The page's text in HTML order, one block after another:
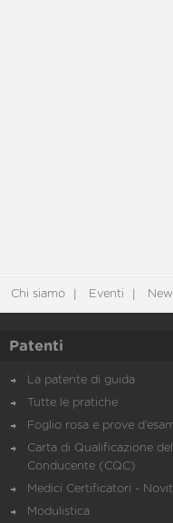
Chi siamo Eventi
Patenti
La patente di guida
Tutte le pratiche
Foglio rosa e prove
Carta di Qualificazione del
Conducente (CQC)
Medici Certificatori -
Modulistica